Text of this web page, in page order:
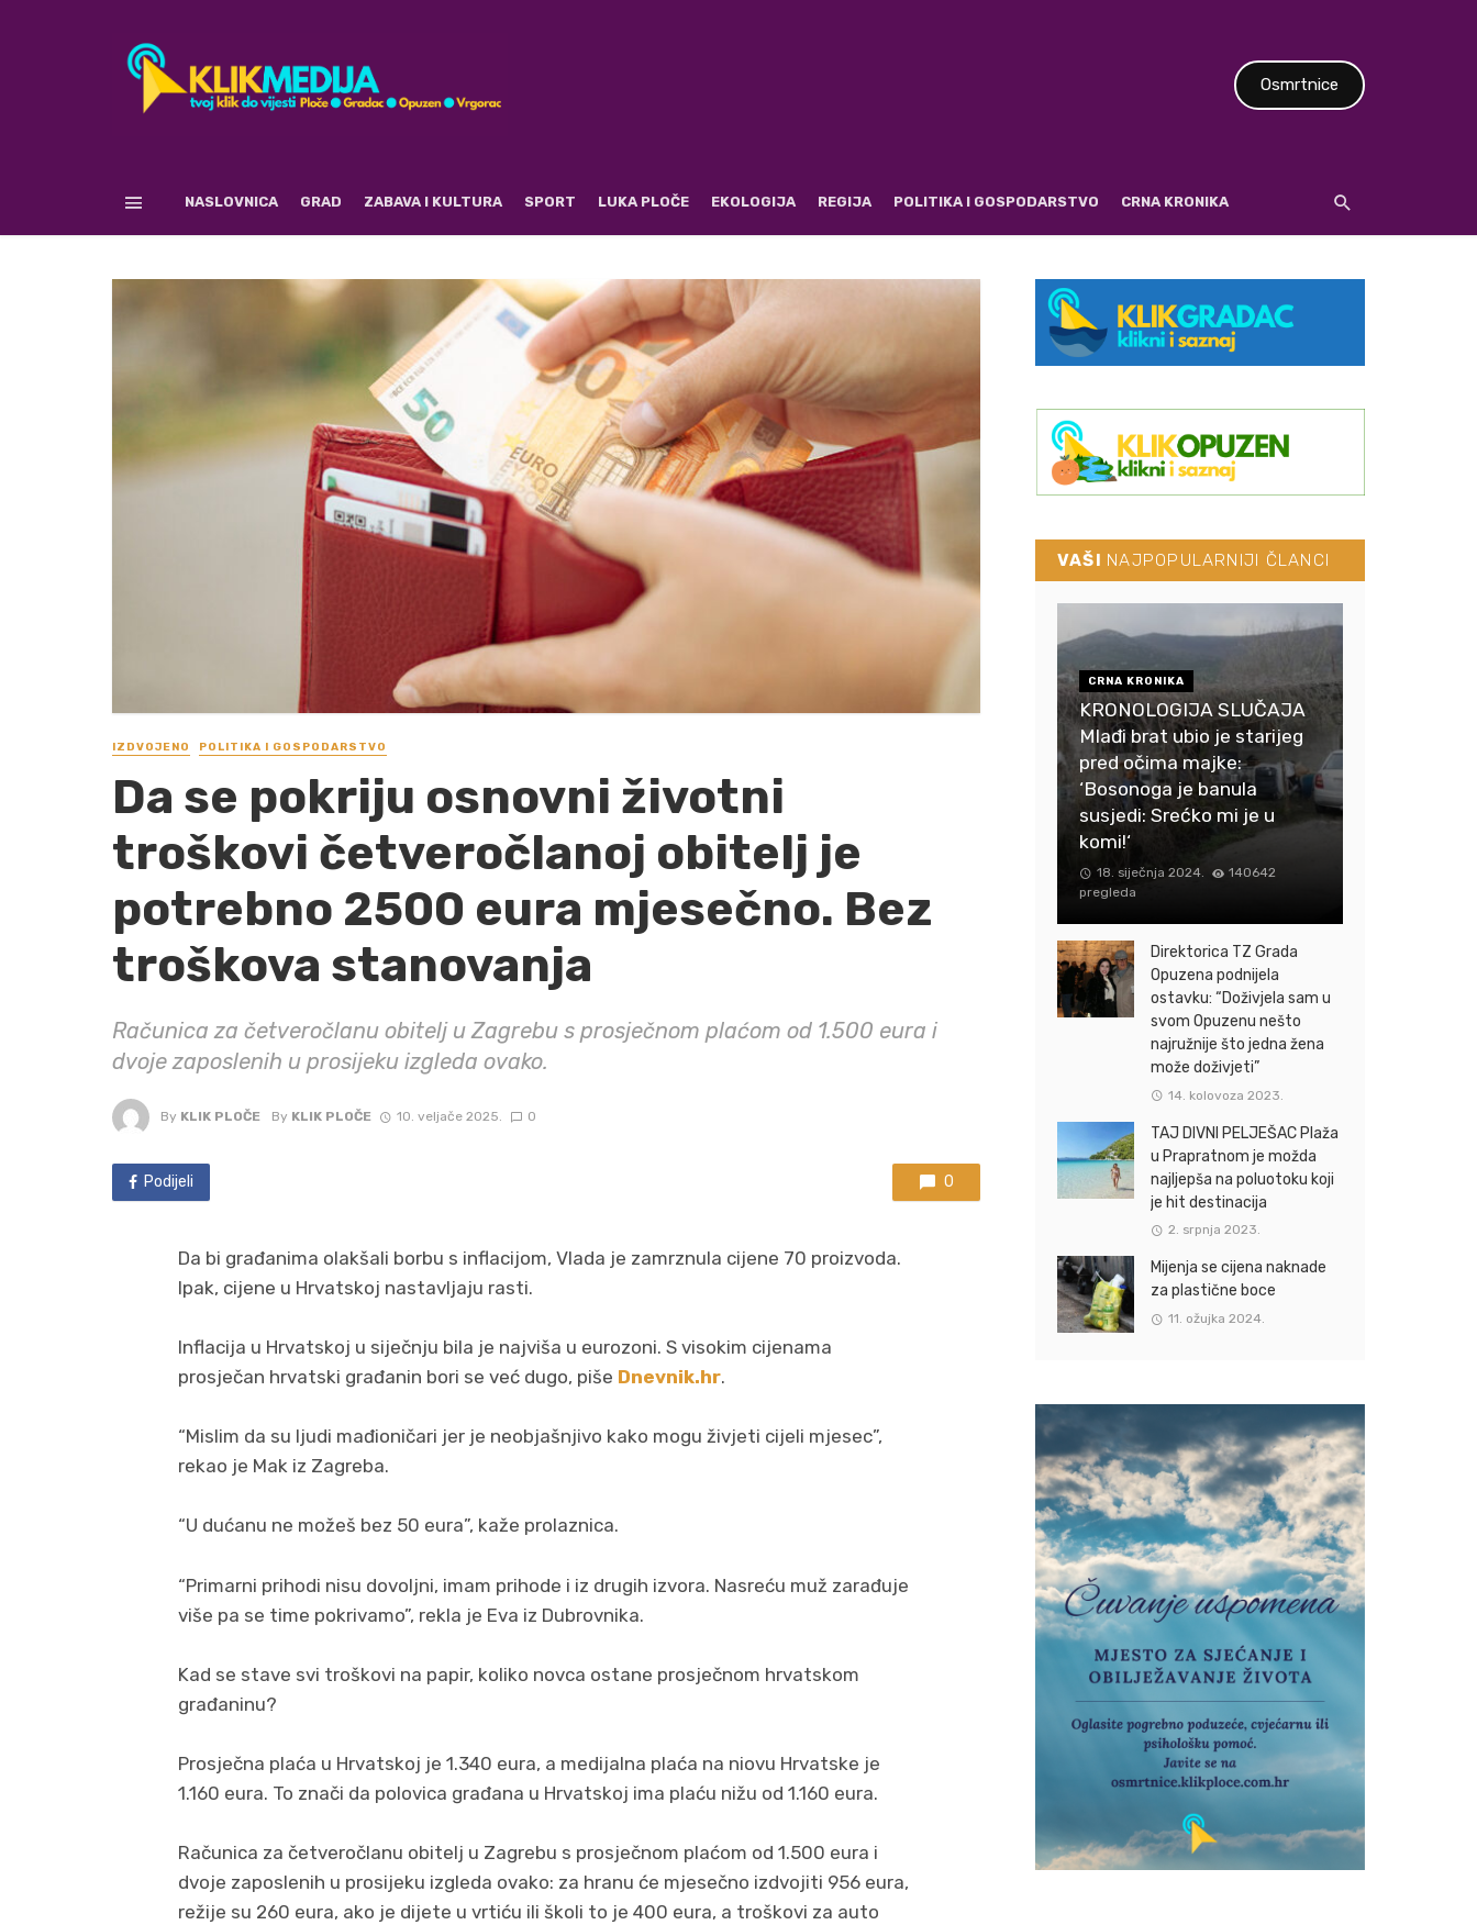
Osmrtnice
NASLOVNICA GRAD ZABAVA I KULTURA SPORT LUKA PLOČE EKOLOGIJA REGIJA POLITIKA I GOSPODARSTVO CRNA KRONIKA
IZDVOJENO POLITIKA I GOSPODARSTVO
Da se pokriju osnovni životni
troškovi četveročlanoj obitelj je
potrebno 2500 eura mjesečno. Bez
troškova stanovanja
Računica za četveročlanu obitelj u Zagrebu s prosječnom plaćom od 1.500 eura i
dvoje zaposlenih u prosijeku izgleda ovako.
By KLIK PLOČE By KLIK PLOČE 10. veljače 2025. 0
Podijeli 0
Da bi građanima olakšali borbu s inflacijom, Vlada je zamrznula cijene 70 proizvoda.
Ipak, cijene u Hrvatskoj nastavljaju rasti.
Inflacija u Hrvatskoj u siječnju bila je najviša u eurozoni. S visokim cijenama
prosječan hrvatski građanin bori se već dugo, piše Dnevnik.hr.
“Mislim da su ljudi mađioničari jer je neobjašnjivo kako mogu živjeti cijeli mjesec”,
rekao je Mak iz Zagreba.
“U dućanu ne možeš bez 50 eura”, kaže prolaznica.
“Primarni prihodi nisu dovoljni, imam prihode i iz drugih izvora. Nasreću muž zarađuje
više pa se time pokrivamo”, rekla je Eva iz Dubrovnika.
Kad se stave svi troškovi na papir, koliko novca ostane prosječnom hrvatskom
građaninu?
Prosječna plaća u Hrvatskoj je 1.340 eura, a medijalna plaća na niovu Hrvatske je
1.160 eura. To znači da polovica građana u Hrvatskoj ima plaću nižu od 1.160 eura.
Računica za četveročlanu obitelj u Zagrebu s prosječnom plaćom od 1.500 eura i
dvoje zaposlenih u prosijeku izgleda ovako: za hranu će mjesečno izdvojiti 956 eura,
režije su 260 eura, ako je dijete u vrtiću ili školi to je 400 eura, a troškovi za auto
VAŠI NAJPOPULARNIJI ČLANCI
CRNA KRONIKA
KRONOLOGIJA SLUČAJA
Mlađi brat ubio je starijeg
pred očima majke:
‘Bosonoga je banula
susjedi: Srećko mi je u
komi!‘
18. siječnja 2024.
140642
pregleda
Direktorica TZ Grada
Opuzena podnijela
ostavku: “Doživjela sam u
svom Opuzenu nešto
najružnije što jedna žena
može doživjeti”
14. kolovoza 2023.
TAJ DIVNI PELJEŠAC Plaža
u Prapratnom je možda
najljepša na poluotoku koji
je hit destinacija
2. srpnja 2023.
Mijenja se cijena naknade
za plastične boce
11. ožujka 2024.